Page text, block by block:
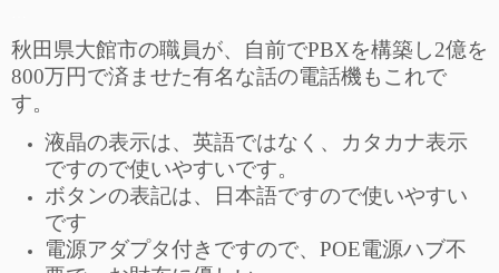
秋田県大館市の職員が、自前でPBXを構築し2億を
800万円で済ませた有名な話の電話機もこれで
す。
液晶の表示は、英語ではなく、カタカナ表示
ですので使いやすいです。
ボタンの表記は、日本語ですので使いやすい
です
電源アダプタ付きですので、POE電源ハブ不